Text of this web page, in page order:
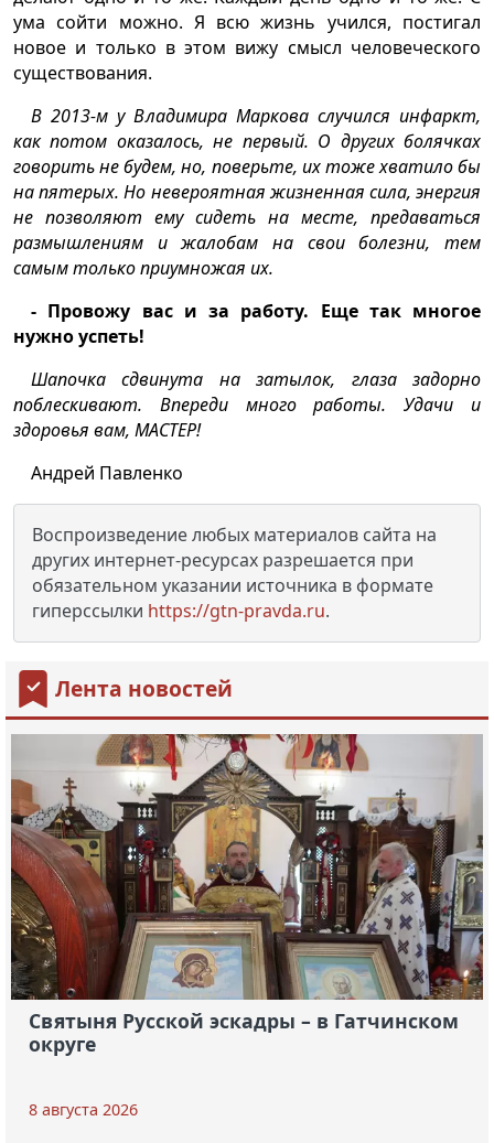
ума сойти можно. Я всю жизнь учился, постигал
новое и только в этом вижу смысл человеческого
существования.
В 2013-м у Владимира Маркова случился инфаркт,
как потом оказалось, не первый. О других болячках
говорить не будем, но, поверьте, их тоже хватило бы
на пятерых. Но невероятная жизненная сила, энергия
не позволяют ему сидеть на месте, предаваться
размышлениям и жалобам на свои болезни, тем
самым только приумножая их.
- Провожу вас и за работу. Еще так многое
нужно успеть!
Шапочка сдвинута на затылок, глаза задорно
поблескивают. Впереди много работы. Удачи и
здоровья вам, МАСТЕР!
Андрей Павленко
Воспроизведение любых материалов сайта на
других интернет-ресурсах разрешается при
обязательном указании источника в формате
гиперссылки https://gtn-pravda.ru.
Лента новостей
Святыня Русской эскадры – в Гатчинском
округе
8 августа 2026